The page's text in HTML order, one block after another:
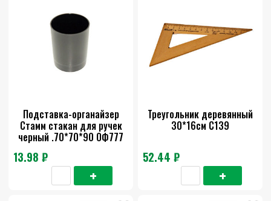
Подставка-органайзер
Стамм стакан для ручек
черный .70*70*90 ОФ777
13.98 ₽
Треугольник деревянный
30*16см С139
52.44 ₽